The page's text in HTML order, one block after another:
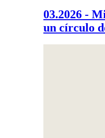
03.2026 -
un círculo